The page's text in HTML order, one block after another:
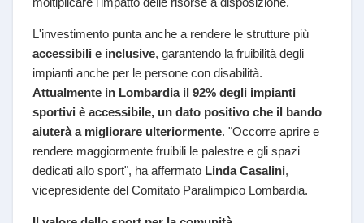
L'investimento punta anche a rendere le strutture più
accessibili e inclusive, garantendo la fruibilità degli
impianti anche per le persone con disabilità.
Attualmente in Lombardia il 92% degli impianti
sportivi è accessibile, un dato positivo che il bando
aiuterà a migliorare ulteriormente. "Occorre aprire e
rendere maggiormente fruibili le palestre e gli spazi
dedicati allo sport", ha affermato Linda Casalini,
vicepresidente del Comitato Paralimpico Lombardia.